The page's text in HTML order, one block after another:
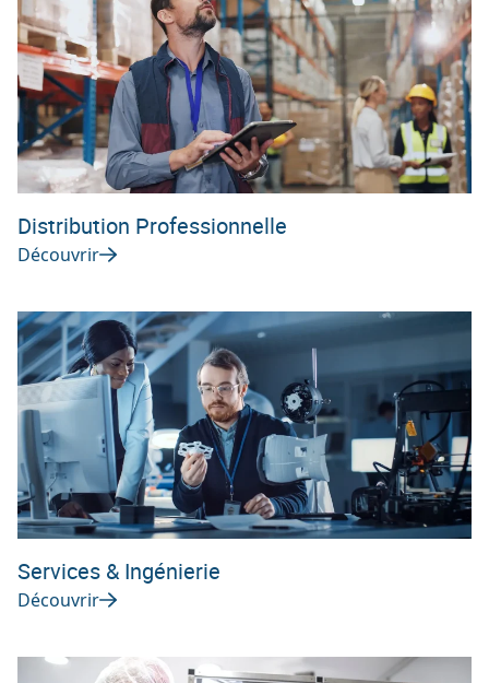
Distribution Professionnelle
Découvrir
Services & Ingénierie
Découvrir